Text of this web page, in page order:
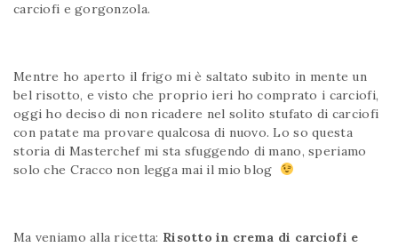
carciofi e gorgonzola.
Mentre ho aperto il frigo mi è saltato subito in mente un
bel risotto, e visto che proprio ieri ho comprato i carciofi,
oggi ho deciso di non ricadere nel solito stufato di carciofi
con patate ma provare qualcosa di nuovo. Lo so questa
storia di Masterchef mi sta sfuggendo di mano, speriamo
solo che Cracco non legga mai il mio blog
Ma veniamo alla ricetta: Risotto in crema di carciofi e